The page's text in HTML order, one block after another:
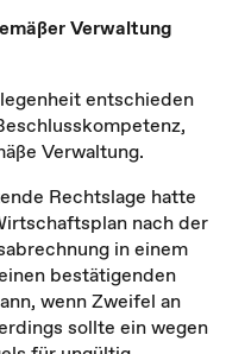
Verwaltung
entschieden
Verwaltung.
Rechtslage hatte
nach der
in einem
bestätigenden
wenn Zweifel an
sollte ein wegen